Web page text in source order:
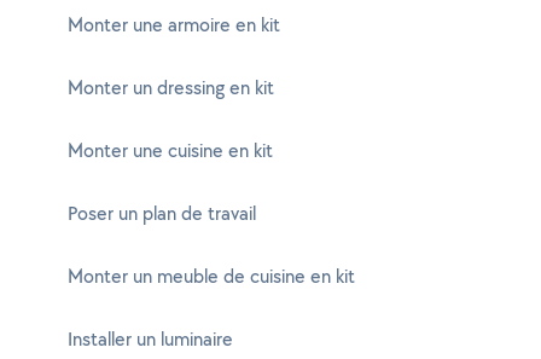
Monter une armoire en kit
Monter un dressing en kit
Monter une cuisine en kit
Poser un plan de travail
Monter un meuble de cuisine en kit
Installer un luminaire